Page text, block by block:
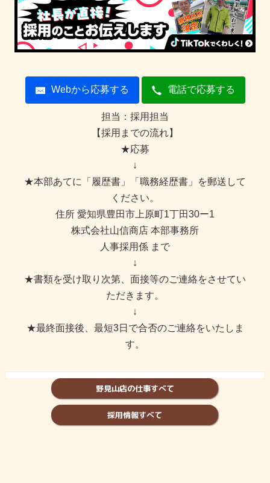
Webから応募する 電話で応募する
担当：採用担当
【採用までの流れ】
★応募
↓
★本部あてに「履歴書」「職務経歴書」を郵送して
ください。
住所 愛知県豊田市上原町1丁田30ー1
株式会社山信商店 本部事務所
人事採用係 まで
↓
★書類を受け取り次第、面接等のご連絡をさせてい
ただきます。
↓
★最終面接後、最短3日で合否のご連絡をいたしま
す。
野見山店の仕事すべて
採用情報すべて